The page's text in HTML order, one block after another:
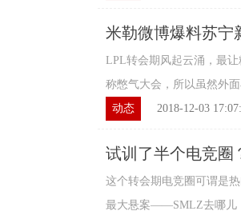
米勒微博爆料苏宁
LPL转会期风起云涌，最
称憋气大会，所以虽然外
动态
2018-12-03
试训了半个电竞圈
这个转会期电竞圈可谓是
最大悬案——SMLZ去哪儿